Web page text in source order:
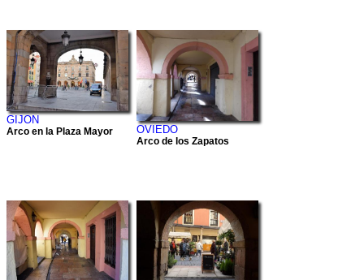
GIJON
Arco en la Plaza Mayor OVIEDO
Arco de los Zapatos